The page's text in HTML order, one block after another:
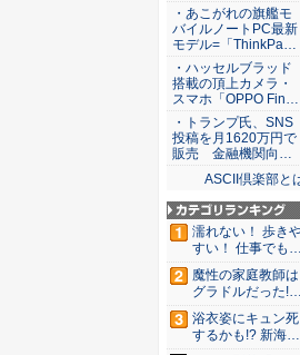
・あこがれの旗艦モ
バイルノートPC最新
モデル=「ThinkPa…
・ハッセルブラッド
搭載の頂上カメラ・
スマホ「OPPO Fin…
・トランプ氏、SNS
投稿を月1620万円で
販売 金融機関向…
ASCII倶楽部と
濡れない！ 歩き
すい！ 仕事でも履
ける...
魔性の家庭教師は
グラドルだった!?
村雨...
浴衣姿にキュン死
するかも!? 新海ま